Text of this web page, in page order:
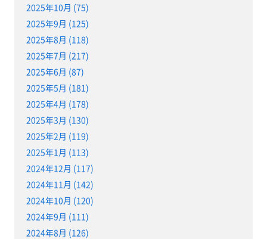
2025年10月 (75)
2025年9月 (125)
2025年8月 (118)
2025年7月 (217)
2025年6月 (87)
2025年5月 (181)
2025年4月 (178)
2025年3月 (130)
2025年2月 (119)
2025年1月 (113)
2024年12月 (117)
2024年11月 (142)
2024年10月 (120)
2024年9月 (111)
2024年8月 (126)